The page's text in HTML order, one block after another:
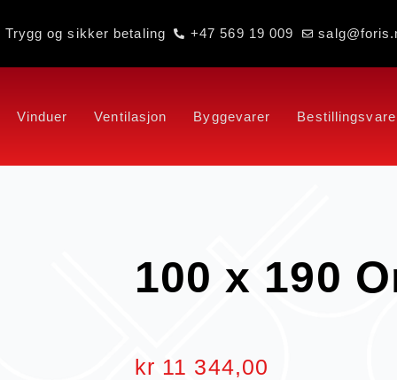
Trygg og sikker betaling +47 569 19 009
Vinduer Ventilasjon Byggevarer Bestillingsvare
100 x 190
kr 11 344,00